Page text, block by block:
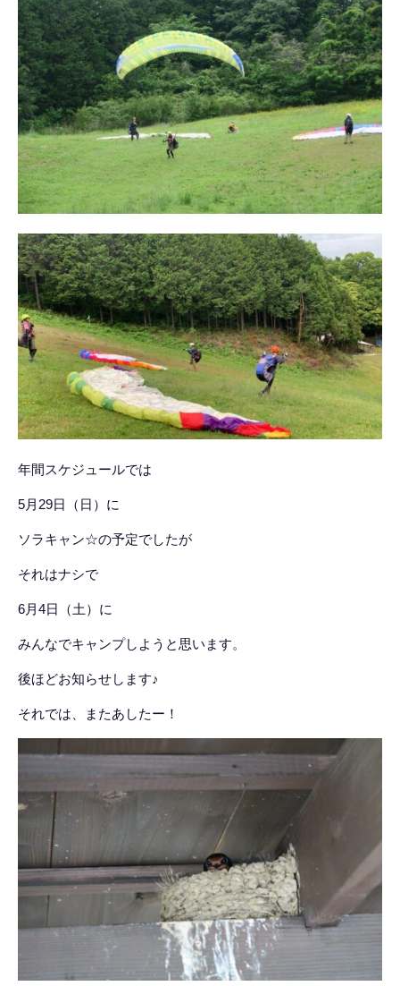
年間スケジュールでは
5月29日（日）に
ソラキャン☆の予定でしたが
それはナシで
6月4日（土）に
みんなでキャンプしようと思います。
後ほどお知らせします♪
それでは、またあしたー！